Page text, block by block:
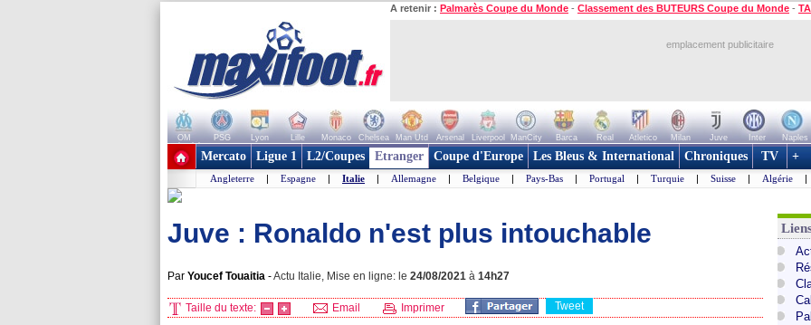
A retenir : Palmarès Coupe du Monde - Classement des BUTEURS Coupe du Monde -
emplacement publicitaire
OM PSG Lyon Lille Monaco Chelsea Man Utd Arsenal Liverpool ManCity Barca Real Atletico Milan Juve Inter Naples
+ de clubs
Mercato Ligue 1 L2/Coupes Etranger Coupe d'Europe Les Bleus & International Chroniques TV +
Angleterre | Espagne | Italie | Allemagne | Belgique | Pays-Bas | Portugal | Turquie | Suisse | Algérie |
Juve : Ronaldo n'est plus intouchable
Par Youcef Touaitia -Actu Italie, Mise en ligne: le 24/08/2021 à 14h27
Taille du texte: Email Imprimer Tweet